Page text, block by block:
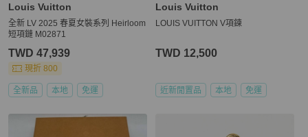
Louis Vuitton
全新 LV 2025 春夏女裝系列 Heirloom
短項鏈 M02871
TWD 47,939
現折 800
全新品 本地 免運
Louis Vuitton
LOUIS VUITTON V項鍊
TWD 12,500
近新閒置品 本地 免運